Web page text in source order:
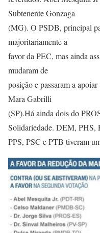
Subtenente Gonzaga
(MG). O PSDB, principal
majoritariamente a
favor da PEC, mas ainda
mudaram de
posição e passaram a
Mara Gabrilli
(SP).Há ainda dois do
Solidariedade. DEM, PHS,
PPS, PSC e PTB tiveram